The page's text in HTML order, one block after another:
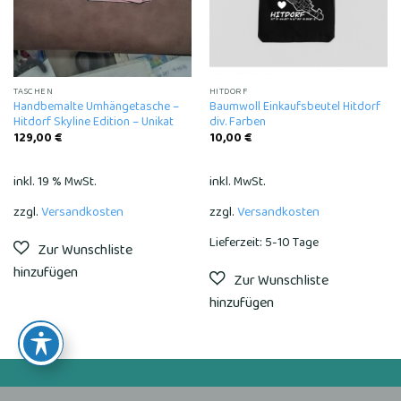
TASCHEN
Handbemalte Umhängetasche –
Hitdorf Skyline Edition – Unikat
129,00€
inkl. 19 % MwSt.
zzgl.Versandkosten
HITDORF
Baumwoll Einkaufsbeutel Hitdorf
div. Farben
10,00€
inkl. MwSt.
zzgl.Versandkosten
Lieferzeit: 5-10 Tage